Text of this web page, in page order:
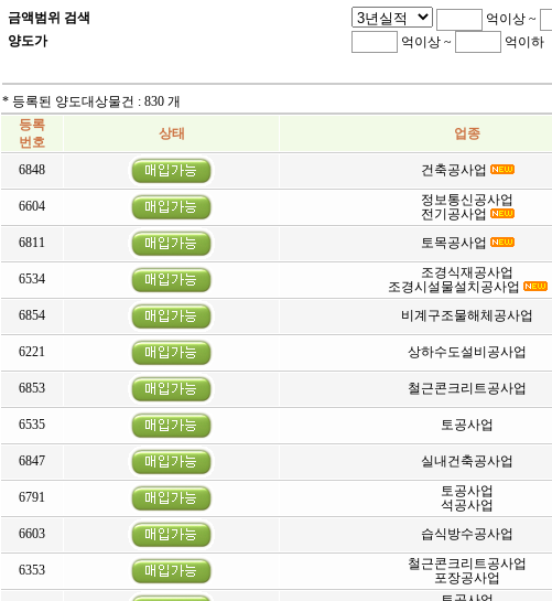
금액범위 검색
억이상 ~
양도가
억이상 ~ 억이하
* 등록된 양도대상물건 : 830 개
등록
번호
상태 업종
6848 건축공사업
6604
정보통신공사업
전기공사업
6811 토목공사업
6534
조경식재공사업
조경시설물설치공사업
6854 비계구조물해체공사업
6221 상하수도설비공사업
6853 철근콘크리트공사업
6535 토공사업
6847 실내건축공사업
6791
토공사업
석공사업
6603 습식방수공사업
6353
철근콘크리트공사업
포장공사업